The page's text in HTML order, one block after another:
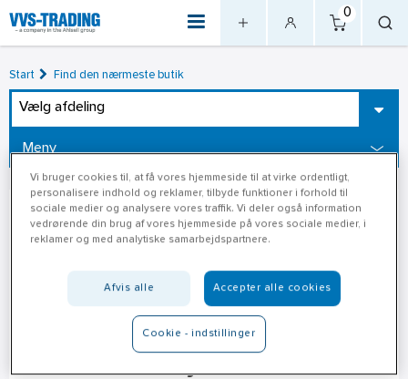
0
Start Find den nærmeste butik
Vælg afdeling
Meny
Vi bruger cookies til, at få vores hjemmeside til at virke ordentligt,
personalisere indhold og reklamer, tilbyde funktioner i forhold til
sociale medier og analysere vores traffik. Vi deler også information
vedrørende din brug af vores hjemmeside på vores sociale medier, i
reklamer og med analytiske samarbejdspartnere.
Afvis alle Accepter alle cookies
Cookie - indstillinger